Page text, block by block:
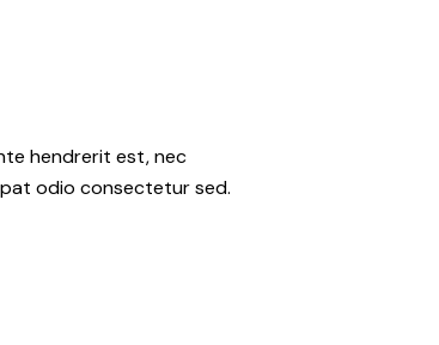
hendrerit est, nec
odio consectetur sed.